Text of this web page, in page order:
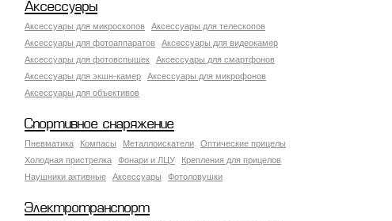
Аксессуары
Аксессуары для микроскопов
Аксессуары для телескопов
Аксессуары для фотоаппаратов
Аксессуары для видеокамер
Аксессуары для фотовспышек
Аксессуары для смартфонов
Аксессуары для экшн-камер
Аксессуары для микрофонов
Аксессуары для объективов
Спортивное снаряжение
Пневматика Компасы Металлоискатели
Оптические прицелы
Холодная пристрелка
Фонари и ЛЦУ
Крепления для прицелов
Наушники активные
Аксессуары Фотоловушки
Электротранспорт